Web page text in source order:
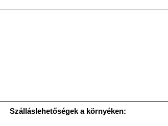
Szálláslehetőségek a környéken: